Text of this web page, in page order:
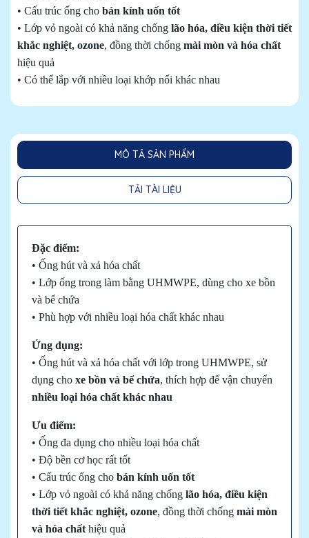
• Cấu trúc ống cho bán kính uốn tốt
• Lớp vỏ ngoài có khả năng chống lão hóa, điều kiện thời tiết
khắc nghiệt, ozone, đồng thời chống mài mòn và hóa chất
hiệu quả
• Có thể lắp với nhiều loại khớp nối khác nhau
MÔ TẢ SẢN PHẨM
TẢI TÀI LIỆU
Đặc điểm:
• Ống hút và xả hóa chất
• Lớp ống trong làm bằng UHMWPE, dùng cho xe bồn
và bể chứa
• Phù hợp với nhiều loại hóa chất khác nhau
Ứng dụng:
• Ống hút và xả hóa chất với lớp trong UHMWPE, sử
dụng cho xe bồn và bể chứa, thích hợp để vận chuyển
nhiều loại hóa chất khác nhau
Ưu điểm:
• Ống đa dụng cho nhiều loại hóa chất
• Độ bền cơ học rất tốt
• Cấu trúc ống cho bán kính uốn tốt
• Lớp vỏ ngoài có khả năng chống lão hóa, điều kiện
thời tiết khắc nghiệt, ozone, đồng thời chống mài mòn
và hóa chất hiệu quả